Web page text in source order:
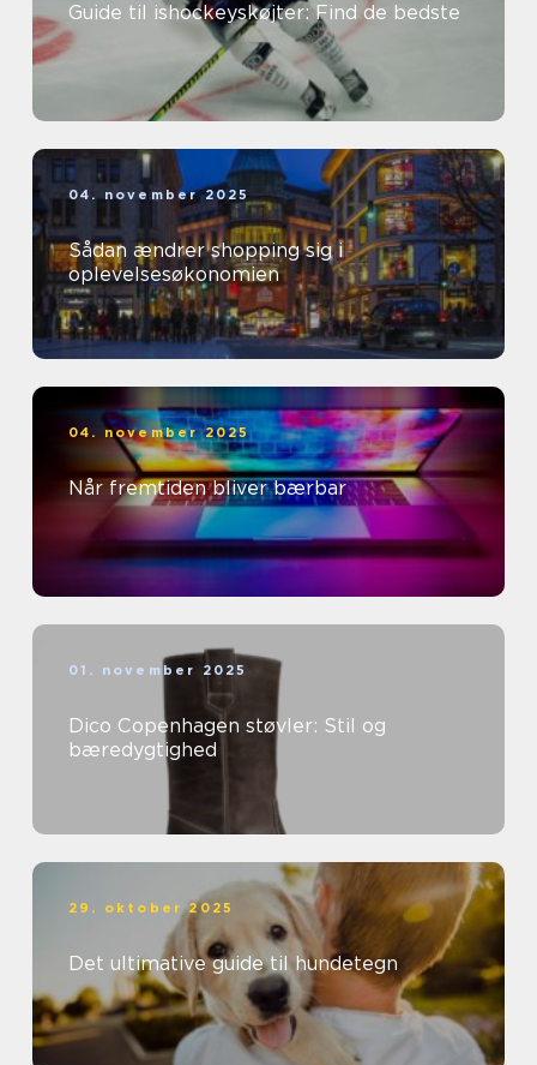
Guide til ishockeyskøjter: Find de bedste
04. november 2025
Sådan ændrer shopping sig i
oplevelsesøkonomien
04. november 2025
Når fremtiden bliver bærbar
01. november 2025
Dico Copenhagen støvler: Stil og
bæredygtighed
29. oktober 2025
Det ultimative guide til hundetegn